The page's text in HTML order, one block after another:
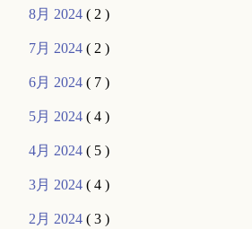
8月 2024( 2 )
7月 2024( 2 )
6月 2024( 7 )
5月 2024( 4 )
4月 2024( 5 )
3月 2024( 4 )
2月 2024( 3 )